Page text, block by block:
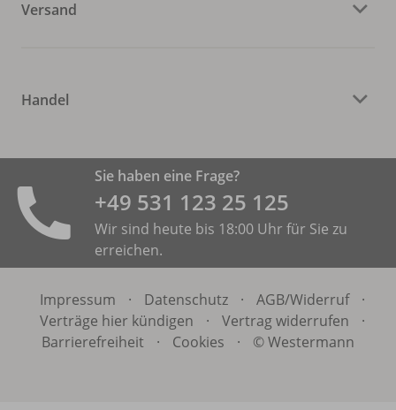
Versand
Handel
Sie haben eine Frage?
+49 531 ­123 25 125
Wir sind heute bis 18:00 Uhr für Sie zu
erreichen.
Impressum · Datenschutz · AGB/Widerruf
·
Verträge hier kündigen
· Vertrag widerrufen
·
Barrierefreiheit
· Cookies · © Westermann